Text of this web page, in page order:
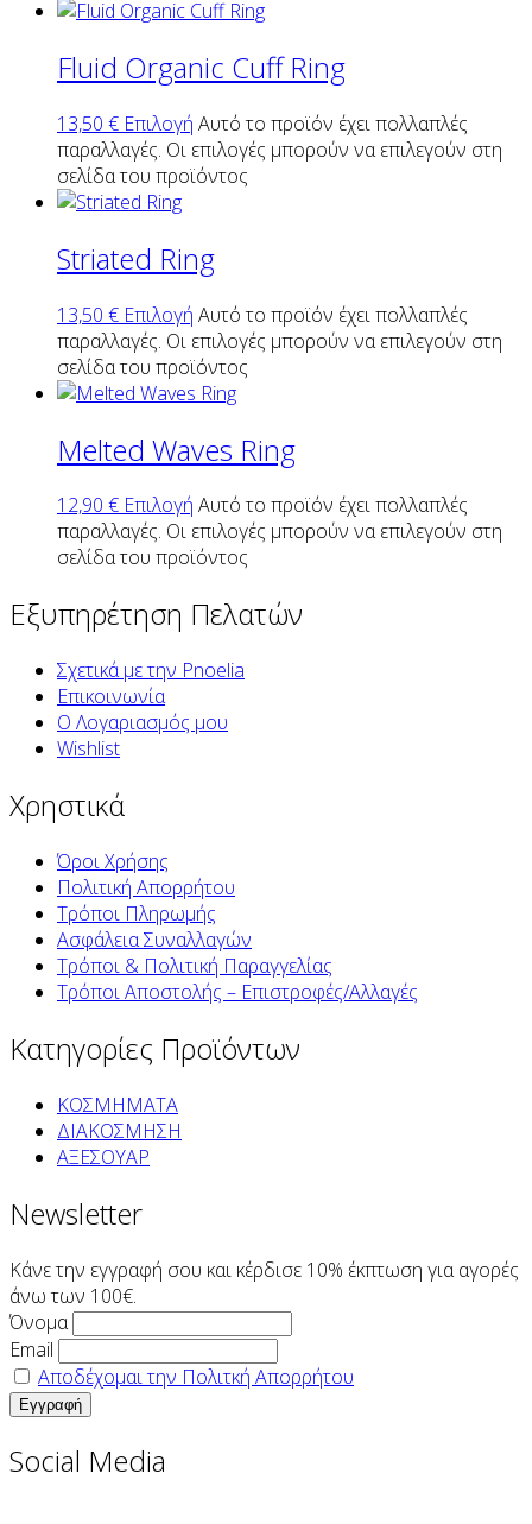
Fluid Organic Cuff Ring
13,50 € Επιλογή Αυτό το προϊόν έχει πολλαπλές
παραλλαγές. Οι επιλογές μπορούν να επιλεγούν στη
σελίδα του προϊόντος
Striated Ring
13,50 € Επιλογή Αυτό το προϊόν έχει πολλαπλές
παραλλαγές. Οι επιλογές μπορούν να επιλεγούν στη
σελίδα του προϊόντος
Melted Waves Ring
12,90 € Επιλογή Αυτό το προϊόν έχει πολλαπλές
παραλλαγές. Οι επιλογές μπορούν να επιλεγούν στη
σελίδα του προϊόντος
Εξυπηρέτηση Πελατών
Σχετικά με την Pnoelia
Επικοινωνία
Ο Λογαριασμός μου
Wishlist
Χρηστικά
Όροι Χρήσης
Πολιτική Απορρήτου
Τρόποι Πληρωμής
Ασφάλεια Συναλλαγών
Τρόποι & Πολιτική Παραγγελίας
Τρόποι Αποστολής – Επιστροφές/Αλλαγές
Κατηγορίες Προϊόντων
ΚΟΣΜΗΜΑΤΑ
ΔΙΑΚΟΣΜΗΣΗ
ΑΞΕΣΟΥΑΡ
Newsletter
Κάνε την εγγραφή σου και κέρδισε 10% έκπτωση για αγορές
άνω των 100€.
Όνομα
Email
Αποδέχομαι την Πολιτκή Απορρήτου
Social Media